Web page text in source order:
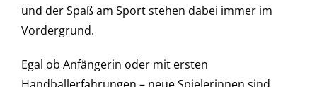
und der Spaß am Sport stehen dabei immer im
Vordergrund.
Egal ob Anfängerin oder mit ersten